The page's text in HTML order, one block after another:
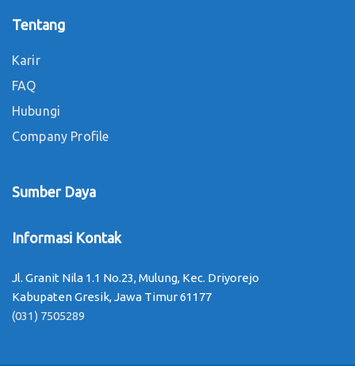
Tentang
Karir
FAQ
Hubungi
Company Profile
Sumber Daya
Informasi Kontak
Jl. Granit Nila 1.1 No.23, Mulung, Kec. Driyorejo
Kabupaten Gresik, Jawa Timur 61177
(031) 7505289